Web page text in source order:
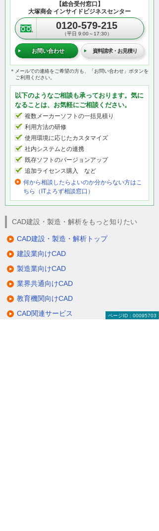
【総合受付窓口】
大塚商会 インサイドビジネスセンター
0120-579-215
（平日 9:00～17:30）
お問い合わせ 資料請求・お見積り
＊メールでの連絡をご希望の方も、「お問い合わせ」ボタンを
ご利用ください。
以下のようなご相談も承っております。気に
なることは、お気軽にご相談ください。
複数メーカーソフトの一括見積り
利用方法の研修
使用環境に応じたカスタマイズ
社内システムとの連携
既存ソフトのバージョンアップ
追加ライセンス購入 など
何から相談したらよいのか分からない方はこ
ちら（ITよろず相談窓口）
CAD建設・製造・解析をもっと知りたい
CAD建設・製造・解析トップ
建設業向けCAD
製造業向けCAD
業界共通向けCAD
教育機関向けCAD
CAD関連サービス
ページID：00095703